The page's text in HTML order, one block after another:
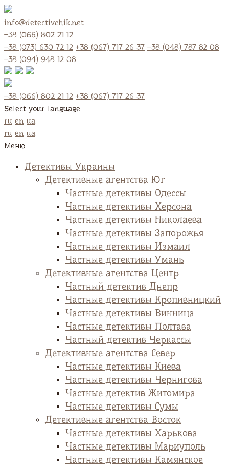
info@detectivchik.net
+38 (066) 802 21 12
+38 (073) 630 72 12 +38 (067) 717 26 37 +38 (048) 787 82 08
+38 (094) 948 12 08
+38 (066) 802 21 12 +38 (067) 717 26 37
Select your language
ru en ua
ru en ua
Меню
Детективы Украины
Детективные агентства Юг
Частные детективы Одессы
Частные детективы Херсона
Частные детективы Николаева
Частные детективы Запорожья
Частные детективы Измаил
Частные детективы Умань
Детективные агентства Центр
Частный детектив Днепр
Частные детективы Кропивницкий
Частные детективы Винница
Частные детективы Полтава
Частный детектив Черкассы
Детективные агентства Север
Частные детективы Киева
Частные детективы Чернигова
Частные детектив Житомира
Частные детективы Сумы
Детективные агентства Восток
Частные детективы Харькова
Частные детективы Мариуполь
Частные детективы Камянское